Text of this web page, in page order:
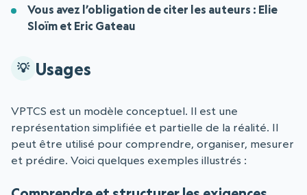
Vous avez l’obligation de citer les auteurs : Elie
Sloïm et Eric Gateau
Usages
VPTCS est un modèle conceptuel. Il est une
représentation simplifiée et partielle de la réalité. Il
peut être utilisé pour comprendre, organiser, mesurer
et prédire. Voici quelques exemples illustrés :